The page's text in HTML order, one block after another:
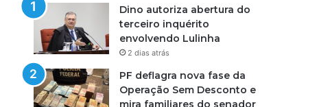
Dino autoriza abertura do
terceiro inquérito
envolvendo Lulinha
2 dias atrás
PF deflagra nova fase da
Operação Sem Desconto e
mira familiares do senador